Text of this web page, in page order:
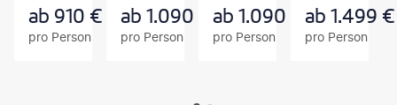
ab 910 €
pro Person
B
O
T
ab1.090
pro Person
B
O
T
ab1.090
pro Person
B
O
T
ab1.499 €
pro Person